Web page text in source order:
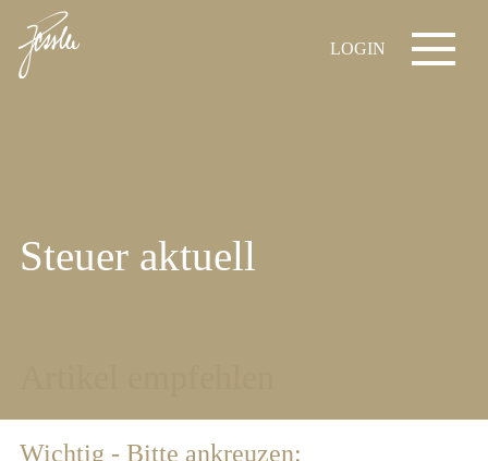
LOGIN
Steuer aktuell
Wichtig - Bitte ankreuzen: